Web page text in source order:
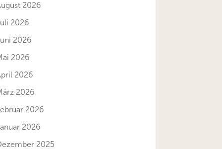
2026
2026
2026
2026
2026
2026
2026
2026
2025